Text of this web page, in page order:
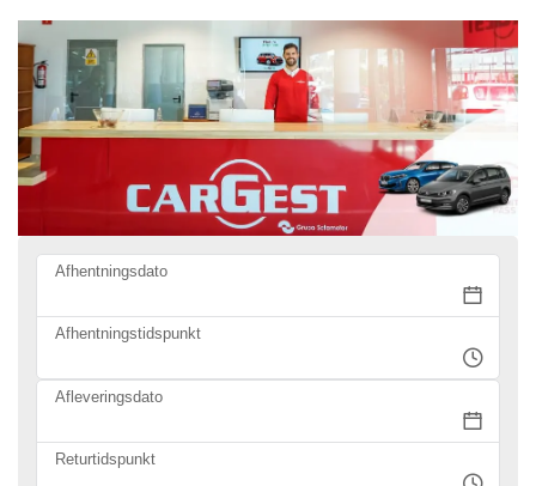
Afhentningsdato
Afhentningstidspunkt
Afleveringsdato
Returtidspunkt